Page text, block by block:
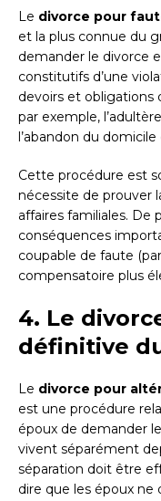
Le divorce pour
et la plus connue du
demander le divorce
constitutifs d’une
devoirs et obligations
par exemple,
l’abandon du domicile
Cette procédure est
nécessite de prouver
affaires familiales. De
conséquences
coupable de faute
compensatoire plus
4. Le
définitive
Le divorce pour
est une procédure
époux de demander
vivent séparément
séparation doit être
dire que les époux ne